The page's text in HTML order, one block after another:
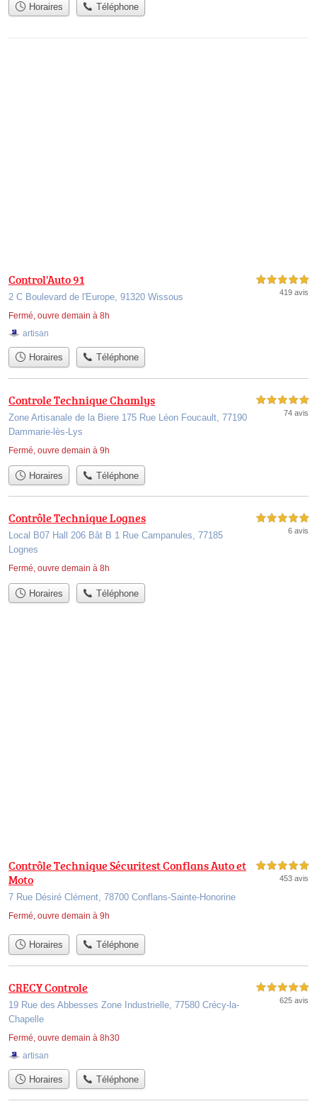
Horaires Téléphone
Control'Auto 91
2 C Boulevard de l'Europe, 91320 Wissous
Fermé, ouvre demain à 8h
5,0 étoiles sur 5
419 avis
artisan
Horaires Téléphone
Controle Technique Chamlys
Zone Artisanale de la Biere 175 Rue Léon Foucault, 77190
Dammarie-lès-Lys
Fermé, ouvre demain à 9h
5,0 étoiles sur 5
74 avis
Horaires Téléphone
Contrôle Technique Lognes
Local B07 Hall 206 Bât B 1 Rue Campanules, 77185
Lognes
Fermé, ouvre demain à 8h
5,0 étoiles sur 5
6 avis
Horaires Téléphone
Contrôle Technique Sécuritest Conflans Auto et
Moto
7 Rue Désiré Clément, 78700 Conflans-Sainte-Honorine
Fermé, ouvre demain à 9h
5,0 étoiles sur 5
453 avis
Horaires Téléphone
CRECY Controle
19 Rue des Abbesses Zone Industrielle, 77580 Crécy-la-
Chapelle
Fermé, ouvre demain à 8h30
5,0 étoiles sur 5
625 avis
artisan
Horaires Téléphone